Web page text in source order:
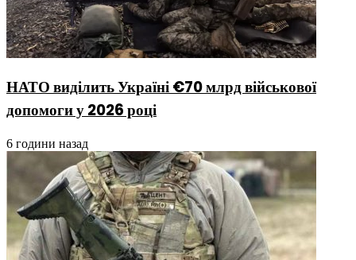
НАТО виділить Україні €70 млрд військової
допомоги у 2026 році
6 години назад